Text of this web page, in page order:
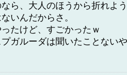
ら、大人のほうから折れよ
いんだからさ。
たけど、すごかったｗ
ガルーダは聞いたことない